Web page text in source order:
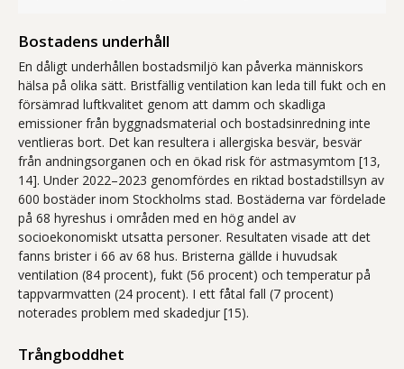
Bostadens underhåll
En dåligt underhållen bostadsmiljö kan påverka människors
hälsa på olika sätt. Bristfällig ventilation kan leda till fukt och en
försämrad luftkvalitet genom att damm och skadliga
emissioner från byggnadsmaterial och bostadsinredning inte
ventlieras bort. Det kan resultera i allergiska besvär, besvär
från andningsorganen och en ökad risk för astmasymtom [13,
14]. Under 2022–2023 genomfördes en riktad bostadstillsyn av
600 bostäder inom Stockholms stad. Bostäderna var fördelade
på 68 hyreshus i områden med en hög andel av
socioekonomiskt utsatta personer. Resultaten visade att det
fanns brister i 66 av 68 hus. Bristerna gällde i huvudsak
ventilation (84 procent), fukt (56 procent) och temperatur på
tappvarmvatten (24 procent). I ett fåtal fall (7 procent)
noterades problem med skadedjur [15).
Trångboddhet